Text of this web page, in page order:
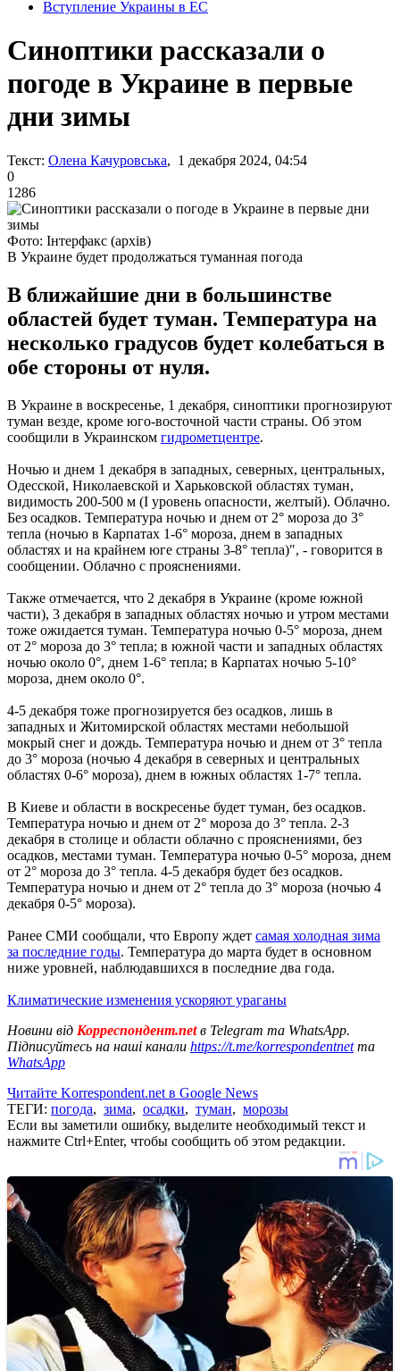
Вступление Украины в ЕС
Синоптики рассказали о
погоде в Украине в первые
дни зимы
Текст: Олена Качуровська, 1 декабря 2024, 04:54
0
1286
Фото: Інтерфакс (архів)
В Украине будет продолжаться туманная погода
В ближайшие дни в большинстве
областей будет туман. Температура на
несколько градусов будет колебаться в
обе стороны от нуля.
В Украине в воскресенье, 1 декабря, синоптики прогнозируют
туман везде, кроме юго-восточной части страны. Об этом
сообщили в Украинском гидрометцентре.
Ночью и днем ​​1 декабря в западных, северных, центральных,
Одесской, Николаевской и Харьковской областях туман,
видимость 200-500 м (I уровень опасности, желтый). Облачно.
Без осадков. Температура ночью и днем ​​от 2° мороза до 3°
тепла (ночью в Карпатах 1-6° мороза, днем ​​в западных
областях и на крайнем юге страны 3-8° тепла)", - говорится в
сообщении. Облачно с прояснениями.
Также отмечается, что 2 декабря в Украине (кроме южной
части), 3 декабря в западных областях ночью и утром местами
тоже ожидается туман. Температура ночью 0-5° мороза, днем ​​
от 2° мороза до 3° тепла; в южной части и западных областях
ночью около 0°, днем ​​1-6° тепла; в Карпатах ночью 5-10°
мороза, днем ​​около 0°.
4-5 декабря тоже прогнозируется без осадков, лишь в
западных и Житомирской областях местами небольшой
мокрый снег и дождь. Температура ночью и днем ​​от 3° тепла
до 3° мороза (ночью 4 декабря в северных и центральных
областях 0-6° мороза), днем ​​в южных областях 1-7° тепла.
В Киеве и области в воскресенье будет туман, без осадков.
Температура ночью и днем ​​от 2° мороза до 3° тепла. 2-3
декабря в столице и области облачно с прояснениями, без
осадков, местами туман. Температура ночью 0-5° мороза, днем
​​от 2° мороза до 3° тепла. 4-5 декабря будет без осадков.
Температура ночью и днем ​​от 2° тепла до 3° мороза (ночью 4
декабря 0-5° мороза).
Ранее СМИ сообщали, что Европу ждет самая холодная зима
за последние годы. Температура до марта будет в основном
ниже уровней, наблюдавшихся в последние два года.
Климатические изменения ускоряют ураганы
Новини від Корреспондент.netв Telegram та WhatsApp.
Підписуйтесь на наші канали https://t.me/korrespondentnetта
WhatsApp
Читайте Korrespondent.net в Google News
ТЕГИ: погода, зима, осадки, туман, морозы
Если вы заметили ошибку, выделите необходимый текст и
нажмите Ctrl+Enter, чтобы сообщить об этом редакции.